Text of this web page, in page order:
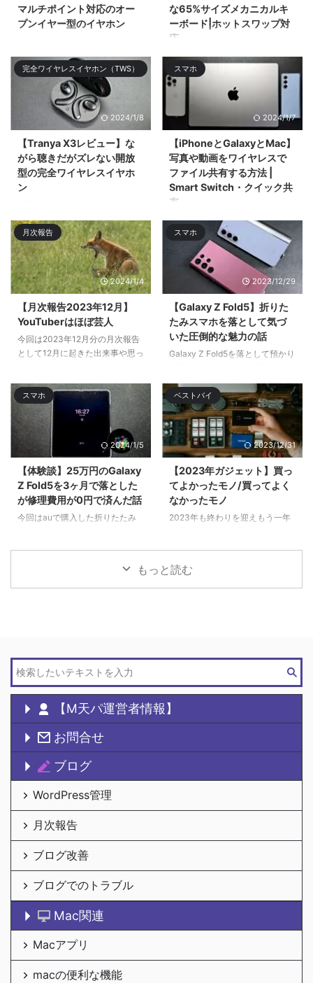
マルチポイント対応のオー
プンイヤー型のイヤホン
お手頃価格なオープンタイプの完
全ワ ...
な65%サイズメカニカルキ
ーボード|ホットスワップ対
応
今回はアルミニウム筐体採用の
65%レイアウトのメカニカルキー
ボードの ...
完全ワイヤレスイヤホン（TWS）
2024/1/8
【Tranya X3レビュー】な
がら聴きだがズレない開放
型の完全ワイヤレスイヤホ
ン
イヤレスイヤホン「Tranya X3」
をレビューӕ ...
スマホ
2024/1/7
【iPhoneとGalaxyとMac】
写真や動画をワイヤレスで
ファイル共有する方法 |
Smart Switch・クイック共
有
今回はiPhoneとMacとGalaxyス
マホでのワイヤレスでのファイル
共有・ファイル転送 ...
月次報告
2024/1/4
【月次報告2023年12月】
YouTuberはほぼ芸人
今回は2023年12月分の月次報告
として12月に起きた出来事や思っ
スマホ
2023/12/29
【Galaxy Z Fold5】折りた
たみスマホを落として気づ
いた圧倒的な魅力の話
Galaxy Z Fold5を落として預かり
間はサブのGalaxy S22 Ultra& ...
スマホ
2024/1/5
【体験談】25万円のGalaxy
Z Fold5を3ヶ月で落とした
が修理費用が0円で済んだ話
今回はauで購入した折りたたみ
ベストバイ
2023/12/31
【2023年ガジェット】買っ
てよかったモノ/買ってよく
なかったモノ
2023年も終わりを迎えもう一年
もっと読む
【M天パ運営者情報】
お問合せ
ブログ
WordPress管理
月次報告
ブログ改善
ブログでのトラブル
Mac関連
Macアプリ
macの便利な機能